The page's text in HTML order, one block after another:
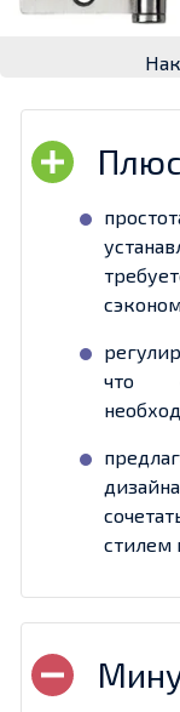
что
стилем